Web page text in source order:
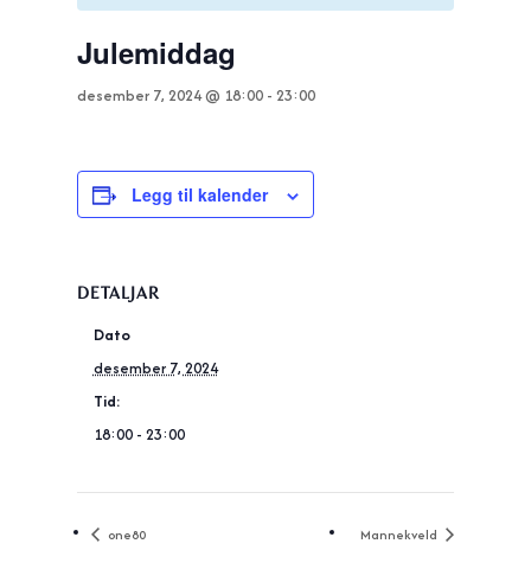
Julemiddag
desember 7, 2024 @ 18:00- 23:00
Legg til kalender
DETALJAR
Dato
desember 7, 2024
Tid:
18:00 - 23:00
one80 Mannekveld